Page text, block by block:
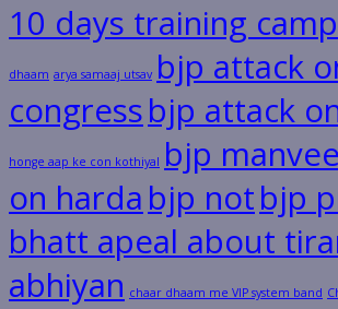
10 days training camp
dhaam arya samaaj utsav bjp attack
congressbjp attack
honge aap ke con kothiyal bjp
on harda bjp notbjp
bhatt apeal about
abhiyan chaar dhaam me VIP system band